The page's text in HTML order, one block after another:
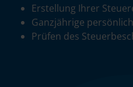
Erstellung Ihrer
Ganzjährige
Prüfen des